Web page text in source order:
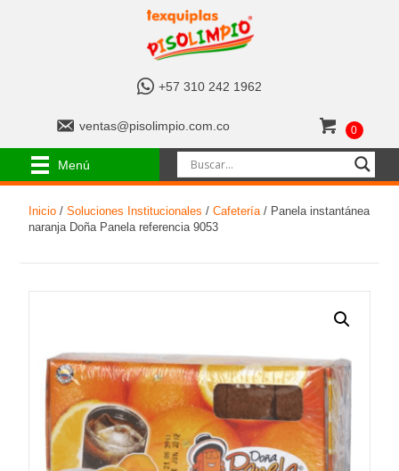
+
7
4
2
+57 310 242 1962
v
s
@
m
p
i
o
c
o
ventas@pisolimpio.com.co 0
Menú
Inicio /Soluciones Institucionales /Cafetería/ Panela instantánea
naranja Doña Panela referencia 9053